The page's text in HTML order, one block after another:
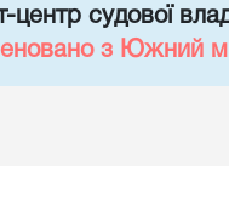
центр судової
з Южний